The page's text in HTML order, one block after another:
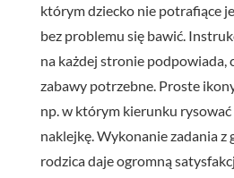
którym dziecko nie potrafiące
bez problemu się bawić.
na każdej stronie podpowiada,
zabawy potrzebne. Proste
np. w którym kierunku
naklejkę. Wykonanie zadania z
rodzica daje ogromną